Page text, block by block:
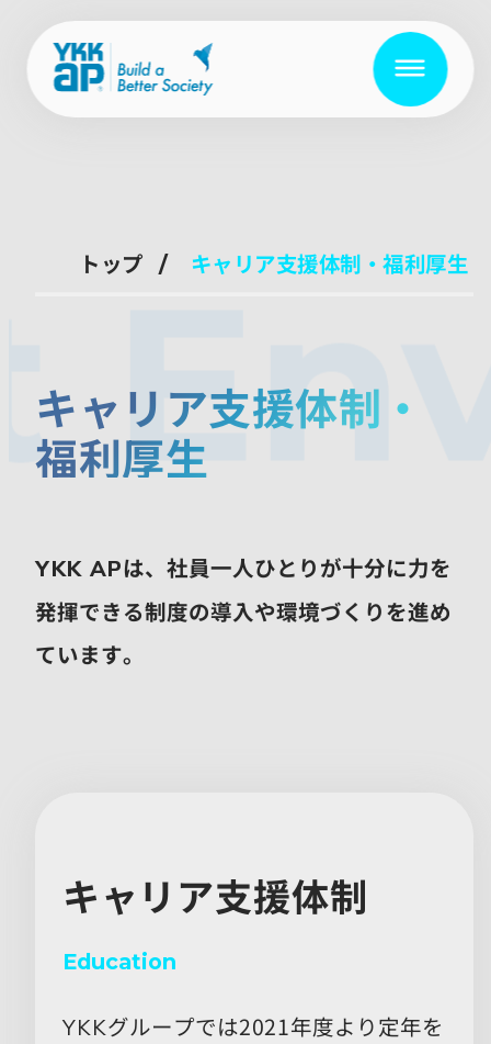
トップ キャリア支援体制・福利厚生
キャリア支援体制・
福利厚生
YKK APは、社員一人ひとりが十分に力を
発揮できる制度の導入や環境づくりを進め
ています。
キャリア支援体制
Education
YKKグループでは2021年度より定年を